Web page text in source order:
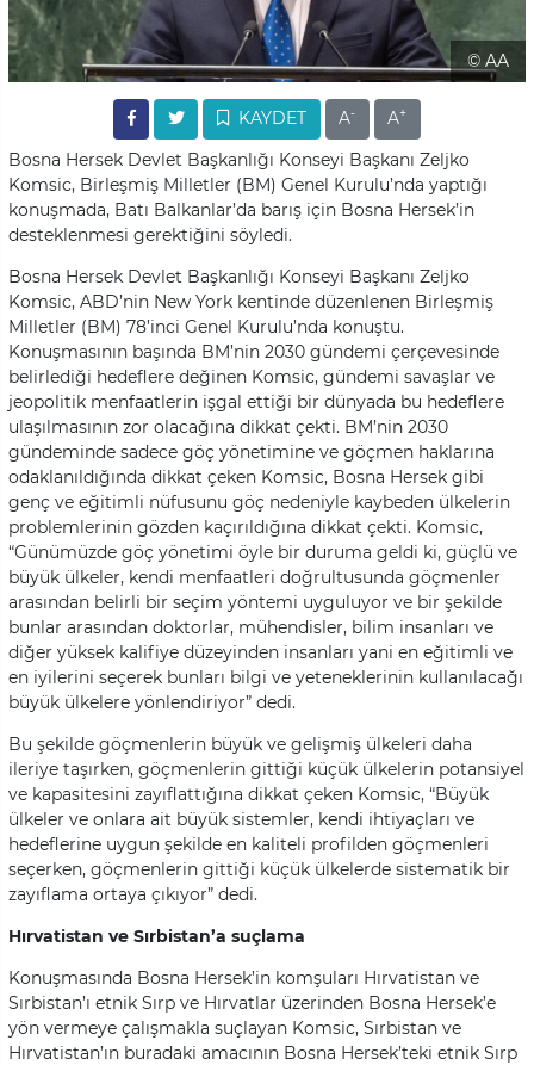
© AA
KAYDET A- A+
Bosna Hersek Devlet Başkanlığı Konseyi Başkanı Zeljko
Komsic, Birleşmiş Milletler (BM) Genel Kurulu’nda yaptığı
konuşmada, Batı Balkanlar’da barış için Bosna Hersek’in
desteklenmesi gerektiğini söyledi.
Bosna Hersek Devlet Başkanlığı Konseyi Başkanı Zeljko
Komsic, ABD’nin New York kentinde düzenlenen Birleşmiş
Milletler (BM) 78’inci Genel Kurulu’nda konuştu.
Konuşmasının başında BM’nin 2030 gündemi çerçevesinde
belirlediği hedeflere değinen Komsic, gündemi savaşlar ve
jeopolitik menfaatlerin işgal ettiği bir dünyada bu hedeflere
ulaşılmasının zor olacağına dikkat çekti. BM’nin 2030
gündeminde sadece göç yönetimine ve göçmen haklarına
odaklanıldığında dikkat çeken Komsic, Bosna Hersek gibi
genç ve eğitimli nüfusunu göç nedeniyle kaybeden ülkelerin
problemlerinin gözden kaçırıldığına dikkat çekti. Komsic,
“Günümüzde göç yönetimi öyle bir duruma geldi ki, güçlü ve
büyük ülkeler, kendi menfaatleri doğrultusunda göçmenler
arasından belirli bir seçim yöntemi uyguluyor ve bir şekilde
bunlar arasından doktorlar, mühendisler, bilim insanları ve
diğer yüksek kalifiye düzeyinden insanları yani en eğitimli ve
en iyilerini seçerek bunları bilgi ve yeteneklerinin kullanılacağı
büyük ülkelere yönlendiriyor” dedi.
Bu şekilde göçmenlerin büyük ve gelişmiş ülkeleri daha
ileriye taşırken, göçmenlerin gittiği küçük ülkelerin potansiyel
ve kapasitesini zayıflattığına dikkat çeken Komsic, “Büyük
ülkeler ve onlara ait büyük sistemler, kendi ihtiyaçları ve
hedeflerine uygun şekilde en kaliteli profilden göçmenleri
seçerken, göçmenlerin gittiği küçük ülkelerde sistematik bir
zayıflama ortaya çıkıyor” dedi.
Hırvatistan ve Sırbistan’a suçlama
Konuşmasında Bosna Hersek’in komşuları Hırvatistan ve
Sırbistan’ı etnik Sırp ve Hırvatlar üzerinden Bosna Hersek’e
yön vermeye çalışmakla suçlayan Komsic, Sırbistan ve
Hırvatistan’ın buradaki amacının Bosna Hersek’teki etnik Sırp